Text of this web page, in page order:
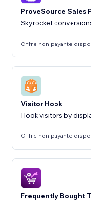
ProveSource Sales
Skyrocket
Offre non payante
Visitor Hook
Hook visitors by
Offre non payante
Frequently Bought